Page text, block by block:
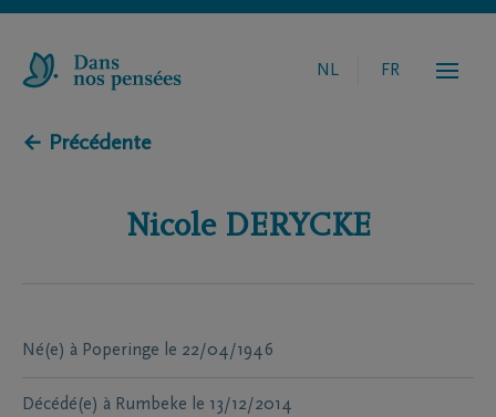
NL FR
← Précédente
Nicole DERYCKE
Né(e) à Poperinge le 22/04/1946
Décédé(e) à Rumbeke le 13/12/2014